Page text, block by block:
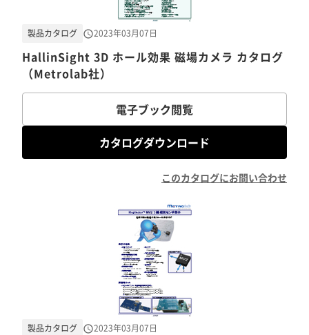
HallinSight 3D ホール効果 磁場カメラ カタログ
（Metrolab社）
製品カタログ 2023年03月07日
電子ブック閲覧
カタログダウンロード
このカタログにお問い合わせ
製品カタログ 2023年03月07日